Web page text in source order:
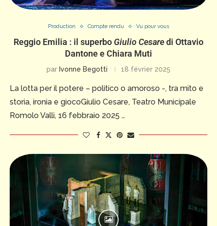
Production Compte rendu Vu pour vous
Reggio Emilia : il superbo Giulio Cesaredi Ottavio
Dantone e Chiara Muti
par Ivonne Begotti 18 février 2025
La lotta per il potere – politico o amoroso -, tra mito e
storia, ironia e giocoGiulio Cesare, Teatro Municipale
Romolo Valli, 16 febbraio 2025 …